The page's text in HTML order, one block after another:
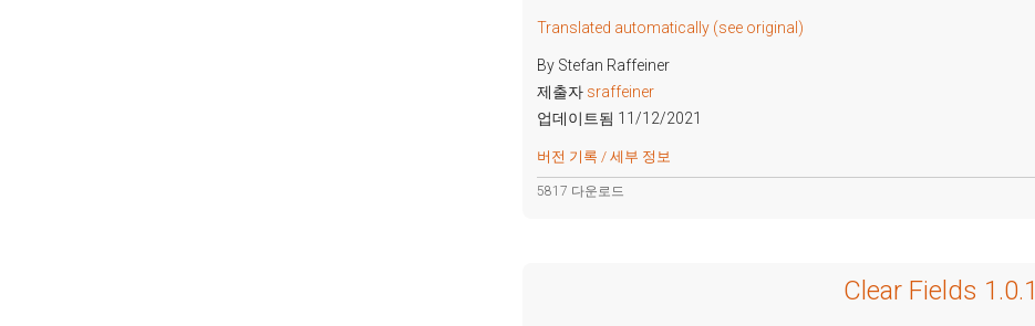
Translated automatically (see original)
By Stefan Raffeiner
제출자 sraffeiner
업데이트됨 11/12/2021
버전 기록 / 세부 정보
5817 다운로드
Clear Fields 1.0.1